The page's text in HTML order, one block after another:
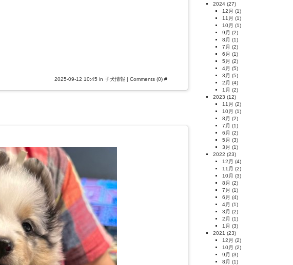
2025-09-12 10:45 in 子犬情報 | Comments (0) #
2024 (27)
12月 (1)
11月 (1)
10月 (1)
9月 (2)
8月 (1)
7月 (2)
6月 (1)
5月 (2)
4月 (5)
3月 (5)
2月 (4)
1月 (2)
2023 (12)
11月 (2)
10月 (1)
8月 (2)
7月 (1)
6月 (2)
5月 (3)
3月 (1)
2022 (23)
12月 (4)
11月 (2)
10月 (3)
8月 (2)
7月 (1)
6月 (4)
4月 (1)
3月 (2)
2月 (1)
1月 (3)
2021 (23)
12月 (2)
10月 (2)
9月 (3)
8月 (1)